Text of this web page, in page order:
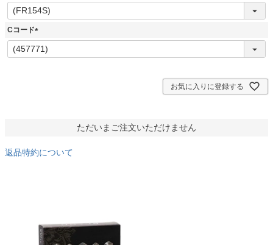
(
必
須
Cコード
(
必
お気に入りに登録する
ただいまご注文いただけません
返品特約について